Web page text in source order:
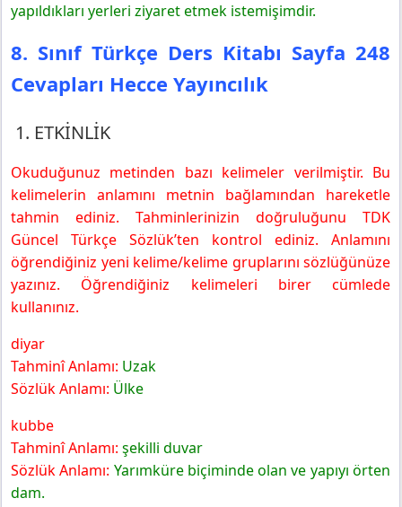
8. Sınıf Türkçe Ders Kitabı Sayfa 251 Cevapları Hecce
5. Etkinlik
6. Etkinlik
yapıldıkları yerleri ziyaret etmek istemişimdir.
8. Sınıf Türkçe Ders Kitabı Sayfa 248
Cevapları Hecce Yayıncılık
1. ETKİNLİK
Okuduğunuz metinden bazı kelimeler verilmiştir. Bu
kelimelerin anlamını metnin bağlamından hareketle
tahmin ediniz. Tahminlerinizin doğruluğunu TDK
Güncel Türkçe Sözlük’ten kontrol ediniz. Anlamını
öğrendiğiniz yeni kelime/kelime gruplarını sözlüğünüze
yazınız. Öğrendiğiniz kelimeleri birer cümlede
kullanınız.
diyar
Tahminî Anlamı: Uzak
Sözlük Anlamı: Ülke
kubbe
Tahminî Anlamı: şekilli duvar
Sözlük Anlamı: Yarımküre biçiminde olan ve yapıyı örten
dam.